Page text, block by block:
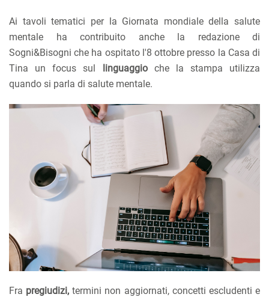
Ai tavoli tematici per la Giornata mondiale della salute
mentale ha contribuito anche la redazione di
Sogni&Bisogni che ha ospitato l'8 ottobre presso la Casa di
Tina un focus sul linguaggioche la stampa utilizza
quando si parla di salute mentale.
Fra pregiudizi, termini non aggiornati, concetti escludenti e